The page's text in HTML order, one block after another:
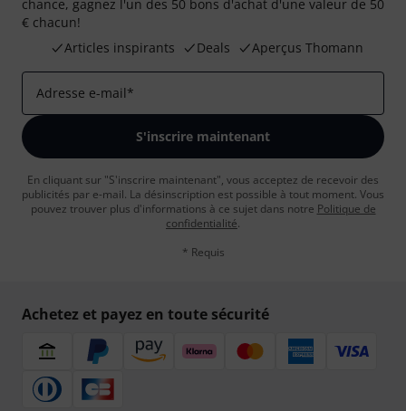
chance, gagnez l'un des 50 bons d'achat d'une valeur de 50
€ chacun!
Articles inspirants
Deals Aperçus Thomann
Adresse e-mail*
S'inscrire maintenant
En cliquant sur "S'inscrire maintenant", vous acceptez de recevoir des
publicités par e-mail. La désinscription est possible à tout moment. Vous
pouvez trouver plus d'informations à ce sujet dans notre Politique de
confidentialité.
* Requis
Achetez et payez en toute sécurité